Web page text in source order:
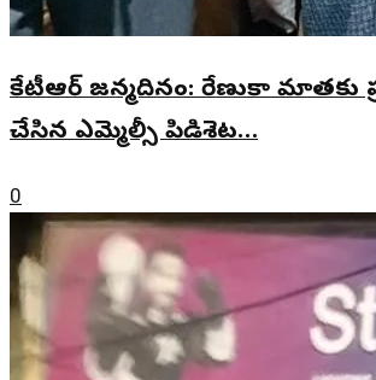
కేటీఆర్ జన్మదినం: రేణుకా మాతకు
చేసిన ఎమ్మెల్సీ పిడిశెట…
0